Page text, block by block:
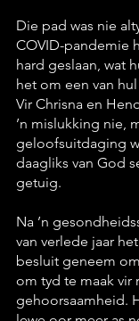
Die pad was nie
COVID-pandemie
hard geslaan, wat
het om een van
Vir Chrisna en
’n mislukking nie,
geloofsuitdaging
daagliks van God
getuig.
Na ’n
van verlede jaar
besluit geneem
om tyd te maak vir
gehoorsaamheid.